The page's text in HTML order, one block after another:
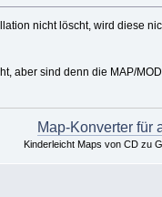
nicht löscht, wird diese
aber sind denn die MAP/
Map-Konverter für
Kinderleicht Maps von CD zu